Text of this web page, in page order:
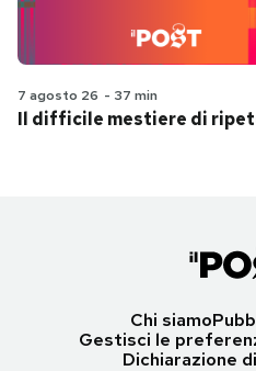
7 agosto 26 - 37 min
Il difficile mestiere di
Chi siamo
Gestisci le
Dichiarazione